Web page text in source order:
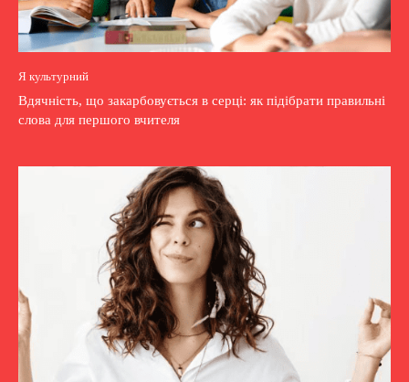
Я культурний
Вдячність, що закарбовується в серці: як підібрати правильні
слова для першого вчителя